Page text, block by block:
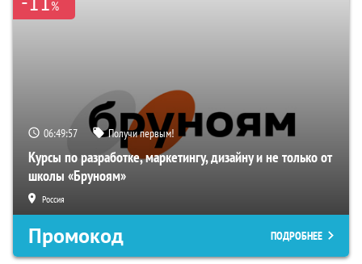
%
06:49:56 Получи первым!
Курсы по разработке, маркетингу, дизайну и не только от
школы «Бруноям»
Россия
Промокод ПОДРОБНЕЕ